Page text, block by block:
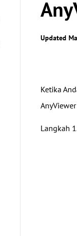
Updated
Ketika
Langkah